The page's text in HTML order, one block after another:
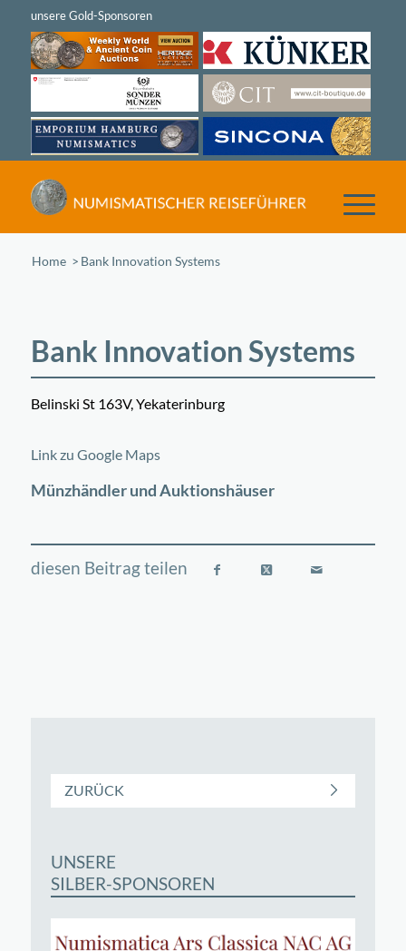
Home /Bank Innovation Systems
Bank Innovation Systems
Belinski St 163V, Yekaterinburg
+
Link zu Google Maps
Münzhändler und Auktionshäuser
ZURÜCK
UNSERE
SILBER-SPONSOREN